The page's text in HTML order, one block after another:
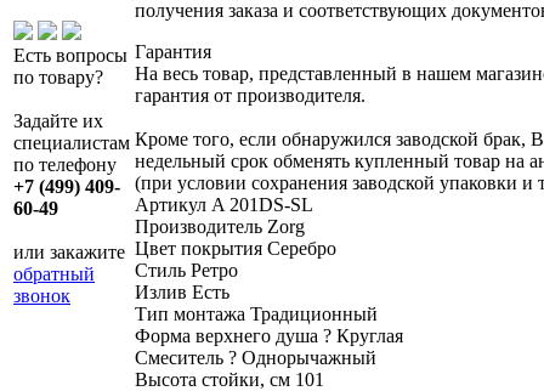
Есть вопросы
по товару?
Задайте их
специалистам
по телефону
+7 (499) 409-
60-49
или закажите
обратный
звонок
получения заказа и соответствующих
Гарантия
На весь товар, представленный в нашем
гарантия от производителя.
Кроме того, если обнаружился заводской брак,
недельный срок обменять купленный товар на
(при условии сохранения заводской упаковки и
Артикул A 201DS-SL
Производитель Zorg
Цвет покрытия Серебро
Стиль Ретро
Излив Есть
Тип монтажа Традиционный
Форма верхнего душа ? Круглая
Смеситель ? Однорычажный
Высота стойки, см 101